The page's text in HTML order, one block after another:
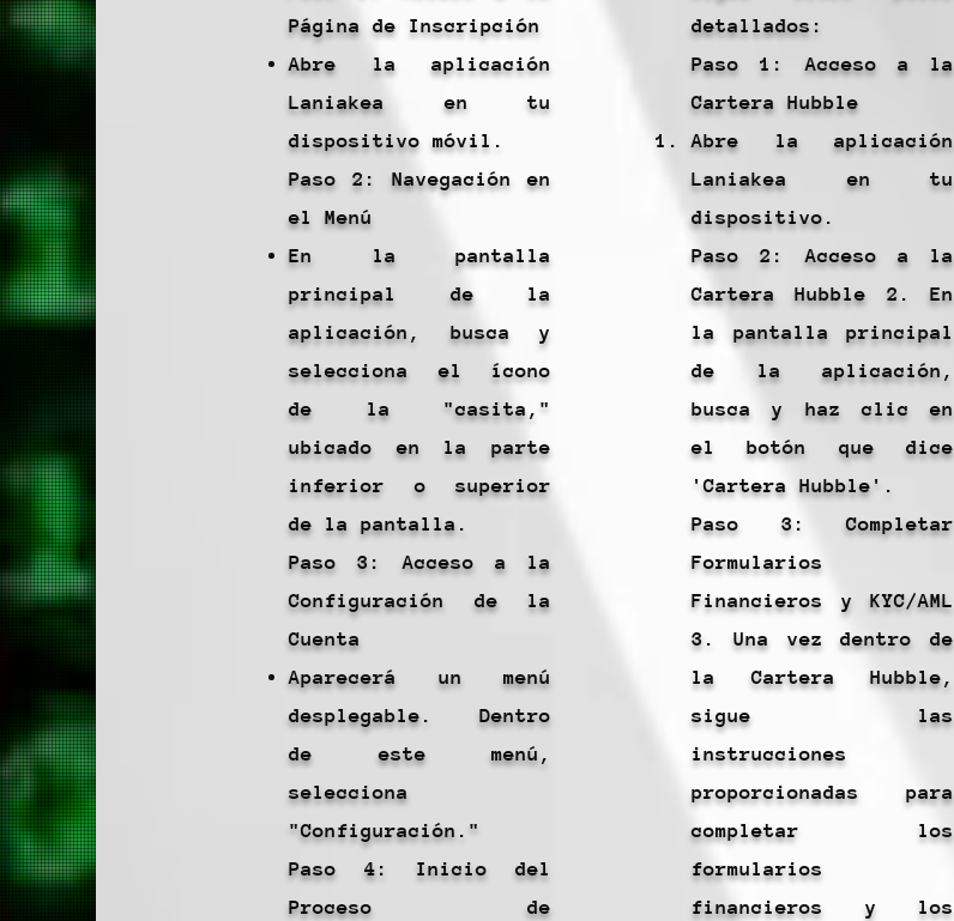
Página de Inscripción
Abre la aplicación
Laniakea en tu
dispositivo móvil.
Paso 2: Navegación en
el Menú
En la pantalla
principal de la
aplicación, busca y
selecciona el ícono
de la "casita,"
ubicado en la parte
inferior o superior
de la pantalla.
Paso 3: Acceso a la
Configuración de la
Cuenta
Aparecerá un menú
desplegable. Dentro
de este menú,
selecciona
"Configuración."
Paso 4: Inicio del
Proceso de
detallados:
Paso 1: Acceso a la
Cartera Hubble
Abre la aplicación
Laniakea en tu
dispositivo.
Paso 2: Acceso a la
Cartera Hubble 2. En
la pantalla principal
de la aplicación,
busca y haz clic en
el botón que dice
'Cartera Hubble'.
Paso 3: Completar
Formularios
Financieros y KYC/AML
3. Una vez dentro de
la Cartera Hubble,
sigue las
instrucciones
proporcionadas para
completar los
formularios
financieros y los